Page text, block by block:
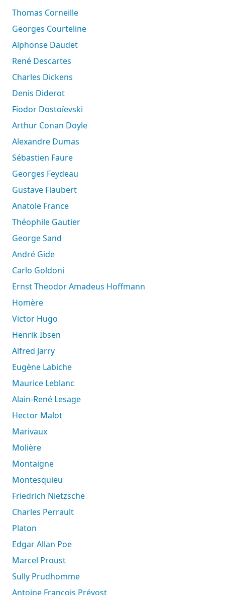
Thomas Corneille
Georges Courteline
Alphonse Daudet
René Descartes
Charles Dickens
Denis Diderot
Fiodor Dostoïevski
Arthur Conan Doyle
Alexandre Dumas
Sébastien Faure
Georges Feydeau
Gustave Flaubert
Anatole France
Théophile Gautier
George Sand
André Gide
Carlo Goldoni
Ernst Theodor Amadeus Hoffmann
Homère
Victor Hugo
Henrik Ibsen
Alfred Jarry
Eugène Labiche
Maurice Leblanc
Alain-René Lesage
Hector Malot
Marivaux
Molière
Montaigne
Montesquieu
Friedrich Nietzsche
Charles Perrault
Platon
Edgar Allan Poe
Marcel Proust
Sully Prudhomme
Antoine François Prévost